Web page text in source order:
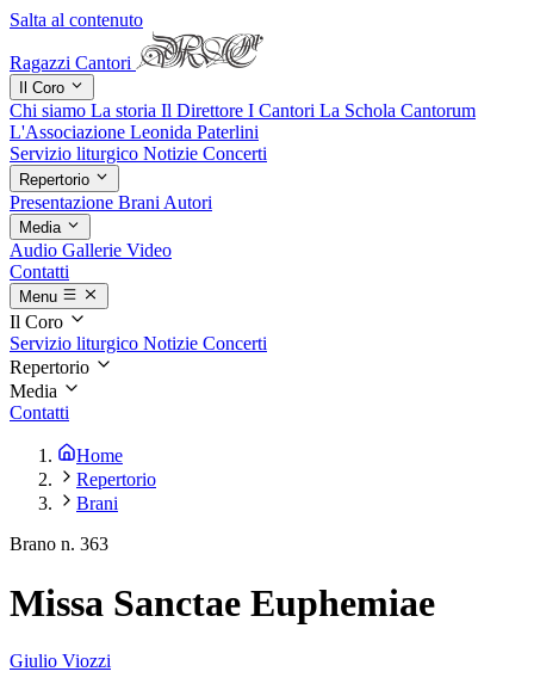
Salta al contenuto
Ragazzi Cantori
Il Coro
Chi siamo La storia Il Direttore I Cantori La Schola Cantorum
L'Associazione Leonida Paterlini
Servizio liturgico Notizie Concerti
Repertorio
Presentazione Brani Autori
Media
Audio Gallerie Video
Contatti
Menu
Il Coro
Servizio liturgico Notizie Concerti
Repertorio
Media
Contatti
Home
Repertorio
Brani
Brano n. 363
Missa Sanctae Euphemiae
Giulio Viozzi